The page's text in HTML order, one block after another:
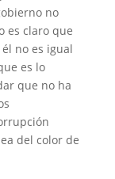
no
es claro que
no es igual
es lo
que no ha
del color de